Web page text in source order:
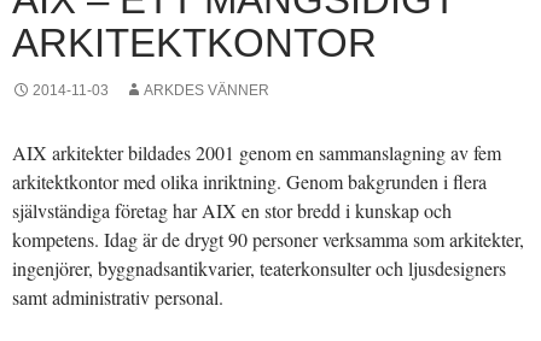
ARKITEKTKONTOR
2014-11-03 ARKDES VÄNNER
AIX arkitekter bildades 2001 genom en sammanslagning av fem
arkitektkontor med olika inriktning. Genom bakgrunden i flera
självständiga företag har AIX en stor bredd i kunskap och
kompetens. Idag är de drygt 90 personer verksamma som arkitekter,
ingenjörer, byggnadsantikvarier, teaterkonsulter och ljusdesigners
samt administrativ personal.